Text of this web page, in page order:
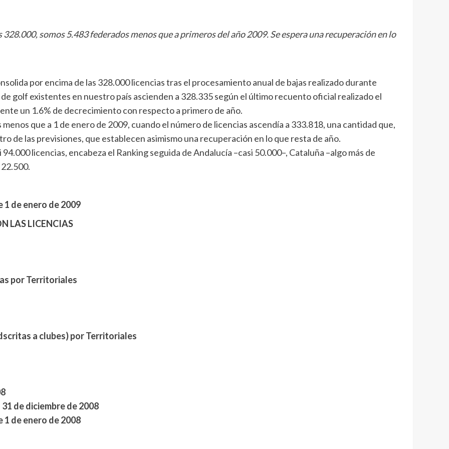
somos 5.483 federados menos que a primeros del año 2009. Se espera una recuperación en lo
por encima de las 328.000 licencias tras el procesamiento anual de bajas realizado durante
golf existentes en nuestro país ascienden a 328.335 según el último recuento oficial realizado el
un 1.6% de decrecimiento con respecto a primero de año.
que a 1 de enero de 2009, cuando el número de licencias ascendía a 333.818, una cantidad que,
de las previsiones, que establecen asimismo una recuperación en lo que resta de año.
licencias, encabeza el Ranking seguida de Andalucía –casi 50.000–, Cataluña –algo más de
de enero de 2009
LAS LICENCIAS
por Territoriales
a clubes) por Territoriales
de diciembre de 2008
de enero de 2008